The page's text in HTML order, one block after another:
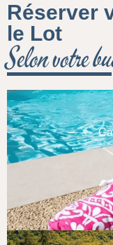
Réserver
le Lot
Selon votre